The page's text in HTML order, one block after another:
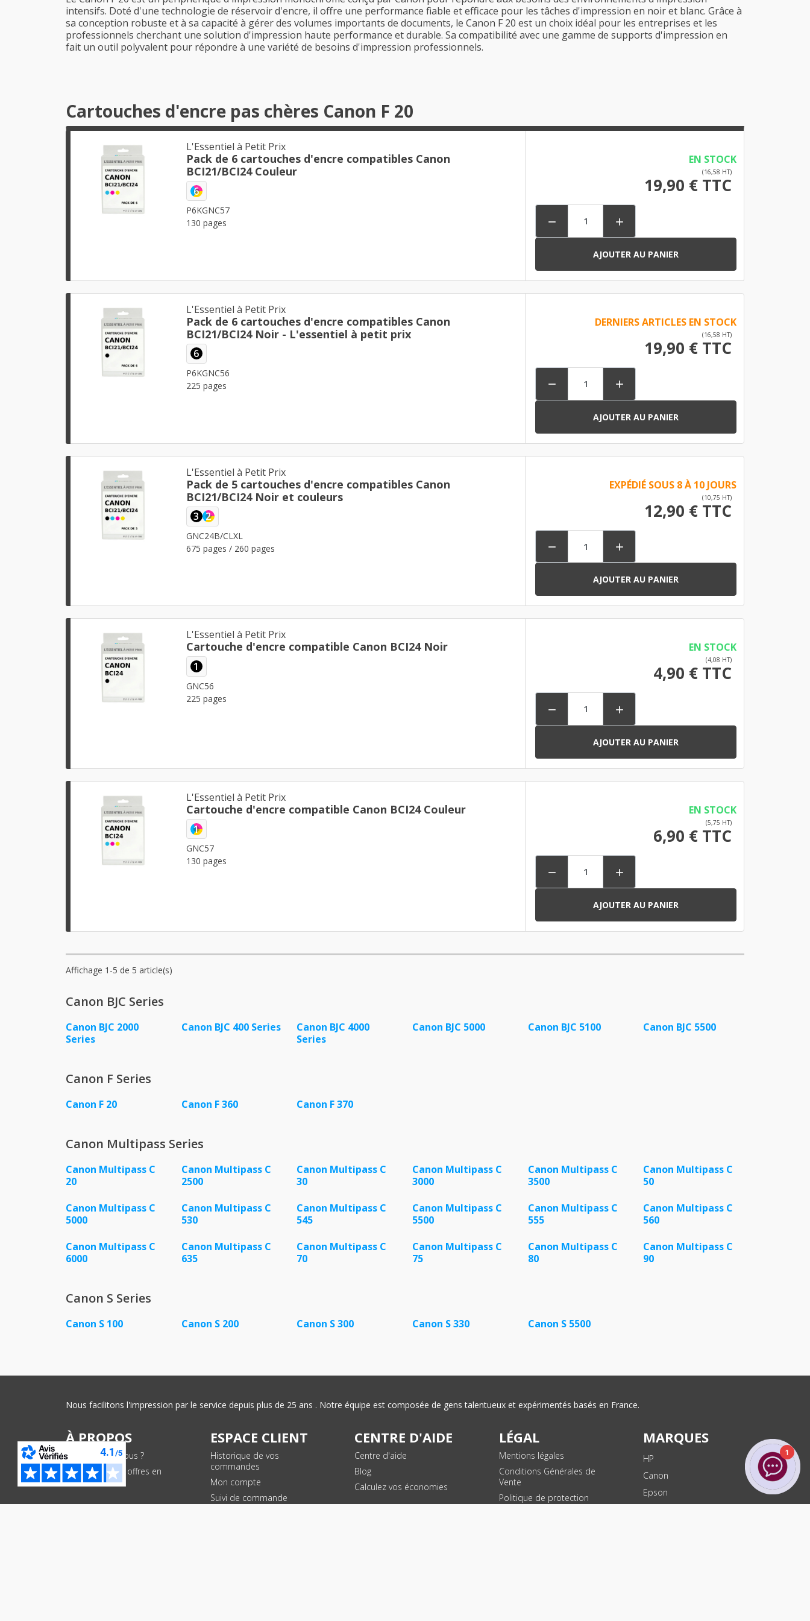
intensifs. Doté d'une technologie de réservoir d'encre, il offre une performance fiable et efficace pour les tâches d'impression en noir et blanc. Grâce à
sa conception robuste et à sa capacité à gérer des volumes importants de documents, le Canon F 20 est un choix idéal pour les entreprises et les
professionnels cherchant une solution d'impression haute performance et durable. Sa compatibilité avec une gamme de supports d'impression en
fait un outil polyvalent pour répondre à une variété de besoins d'impression professionnels.
Cartouches d'encre pas chères Canon F 20
L'Essentiel à Petit Prix
Pack de 6 cartouches d'encre compatibles Canon
BCI21/BCI24 Couleur
6
P6KGNC57
130 pages
EN STOCK
(16,58 HT)
19,90 € TTC
 
AJOUTER AU PANIER
L'Essentiel à Petit Prix
Pack de 6 cartouches d'encre compatibles Canon
BCI21/BCI24 Noir - L'essentiel à petit prix
6
P6KGNC56
225 pages
DERNIERS ARTICLES EN STOCK
(16,58 HT)
19,90 € TTC
 
AJOUTER AU PANIER
L'Essentiel à Petit Prix
Pack de 5 cartouches d'encre compatibles Canon
BCI21/BCI24 Noir et couleurs
3 2
GNC24B/CLXL
675 pages / 260 pages
EXPÉDIÉ SOUS 8 À 10 JOURS
(10,75 HT)
12,90 € TTC
 
AJOUTER AU PANIER
L'Essentiel à Petit Prix
Cartouche d'encre compatible Canon BCI24 Noir
1
GNC56
225 pages
EN STOCK
(4,08 HT)
4,90 € TTC
 
AJOUTER AU PANIER
L'Essentiel à Petit Prix
Cartouche d'encre compatible Canon BCI24 Couleur
1
GNC57
130 pages
EN STOCK
(5,75 HT)
6,90 € TTC
 
AJOUTER AU PANIER
Affichage 1-5 de 5 article(s)
Canon BJC Series
Canon BJC 2000
Series
Canon BJC 400 Series
Canon BJC 4000
Series
Canon BJC 5000 Canon BJC 5100 Canon BJC 5500
Canon F Series
Canon F 20 Canon F 360 Canon F 370
Canon Multipass Series
Canon Multipass C
20
Canon Multipass C
2500
Canon Multipass C
30
Canon Multipass C
3000
Canon Multipass C
3500
Canon Multipass C
50
Canon Multipass C
5000
Canon Multipass C
530
Canon Multipass C
545
Canon Multipass C
5500
Canon Multipass C
555
Canon Multipass C
560
Canon Multipass C
6000
Canon Multipass C
635
Canon Multipass C
70
Canon Multipass C
75
Canon Multipass C
80
Canon Multipass C
90
Canon S Series
Canon S 100 Canon S 200 Canon S 300 Canon S 330 Canon S 5500
Nous facilitons l'impression par le service depuis plus de 25 ans . Notre équipe est composée de gens talentueux et expérimentés basés en France.
À PROPOS
Qui sommes-nous ?
Conditions des offres en
cours
ESPACE CLIENT
Historique de vos
commandes
Mon compte
Suivi de commande
CENTRE D'AIDE
Centre d'aide
Blog
Calculez vos économies
LÉGAL
Mentions légales
Conditions Générales de
Vente
Politique de protection
MARQUES
HP
Canon
Epson
1